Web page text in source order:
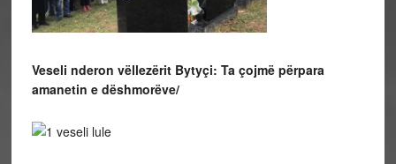
Veseli nderon vëllezërit Bytyçi: Ta çojmë përpara
amanetin e dëshmorëve/